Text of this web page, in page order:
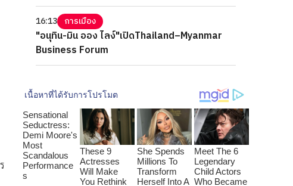
16:13 การเมือง
"อนุทิน-มิน ออง ไลง์"เปิดThailand–Myanmar
Business Forum